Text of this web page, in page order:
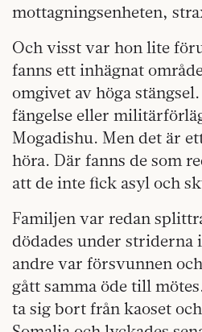
mottagningsenheten,
Och visst var hon lite
fanns ett inhägnat
omgivet av höga
fängelse eller
Mogadishu. Men det är
höra. Där fanns de som
att de inte fick asyl och
Familjen var redan
dödades under striderna
andre var försvunnen
gått samma öde till
ta sig bort från kaoset